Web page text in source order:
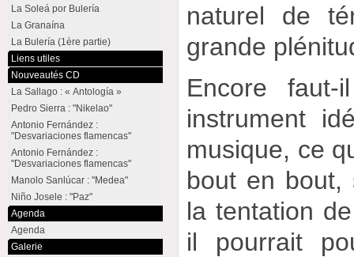
naturel de
grande
Encore
instrument
musique, ce
bout en bout,
la tentation
il pourrait
La Soleá por Bulería
La Granaína
La Bulería (1ère partie)
Liens utiles
Nouveautés CD
La Sallago : « Antología »
Pedro Sierra : "Nikelao"
Antonio Fernández :
"Desvariaciones flamencas"
Antonio Fernández :
"Desvariaciones flamencas"
Manolo Sanlúcar : "Medea"
Niño Josele : "Paz"
Agenda
Agenda
Galerie